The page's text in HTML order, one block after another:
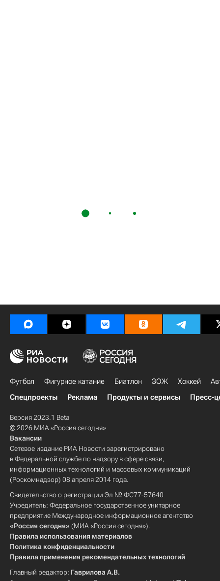
Футбол Фигурное катание Биатлон ЗОЖ Хоккей
Спецпроекты
Реклама Продукты и сервисы Пресс-
Версия 2023.1 Beta
© 2026 МИА «Россия сегодня»
Вакансии
Сетевое издание РИА Новости зарегистрировано
в Федеральной службе по надзору в сфере связи,
информационных технологий и массовых коммуникаций
(Роскомнадзор) 08 апреля 2014 года.
Свидетельство о регистрации Эл № ФС77-57640
Учредитель: Федеральное государственное унитарное
предприятие Международное информационное агентство
«Россия сегодня» (МИА «Россия сегодня»).
Правила использования материалов
Политика конфиденциальности
Правила применения рекомендательных технологий
Главный редактор: Гаврилова А.В.